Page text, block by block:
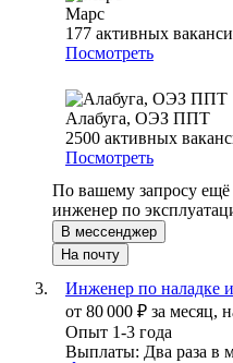
Марс
177 активных
Посмотреть
Алабуга, ОЭЗ ППТ
2500 активных
Посмотреть
По вашему запросу ещё
инженер по
В мессенджер
На почту
Инженер по наладке
от 80 000 ₽ за месяц,
Опыт 1-3 года
Выплаты: Два раза в